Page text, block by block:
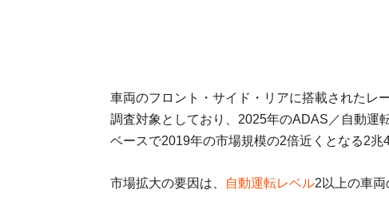
車両のフロント・サイド・リアに搭載されたレ
調査対象としており、2025年のADAS／自動運
ベースで2019年の市場規模の2倍近くとなる2兆
市場拡大の要因は、 自動運転レベル2以上の車